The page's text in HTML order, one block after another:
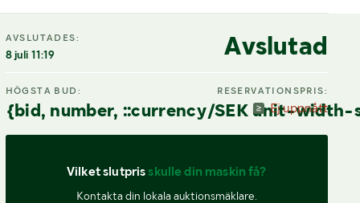
AVSLUTADES:
8 juli 11:19 Avslutad
HÖGSTA BUD:
{bid, number, ::currency/SEK unit-
RESERVATIONSPRIS:
Ej uppnått
Vilket slutpris skulle din maskin få?
Kontakta din lokala auktionsmäklare.